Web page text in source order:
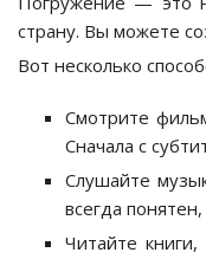
страну. Вы можете
Вот несколько
Смотрите
Сначала с
Слушайте
всегда
Читайте книги,